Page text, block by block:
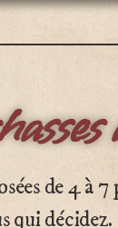
de 4 à
qui décidez.